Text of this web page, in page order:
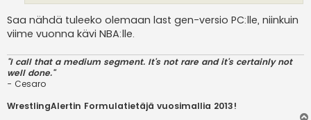
Saa nähdä tuleeko olemaan last gen-versio PC:lle, niinkuin
viime vuonna kävi NBA:lle.
"I call that a medium segment. It's not rare and it's certainly not
well done."
- Cesaro
WrestlingAlertin Formulatietäjä vuosimallia 2013!